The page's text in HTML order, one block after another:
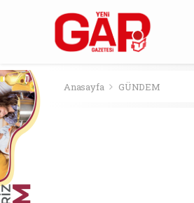
Anasayfa GÜNDEM